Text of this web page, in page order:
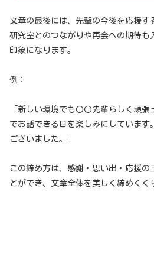
文章の最後には、先輩の今後を応援す
研究室とのつながりや再会への期待も
印象になります。
例：
「新しい環境でも〇〇先輩らしく頑
でお話できる日を楽しみにしています
ございました。」
この締め方は、感謝・思い出・応援の
とができ、文章全体を美しく締めくく